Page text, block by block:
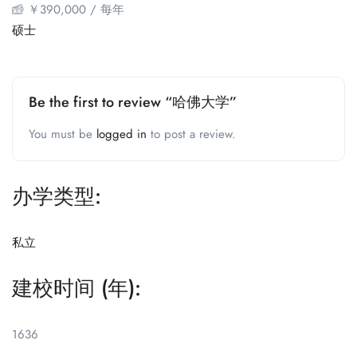
￥390,000 / 每年
硕士
Be the first to review “哈佛大学”
You must be logged in to post a review.
办学类型:
私立
建校时间 (年):
1636